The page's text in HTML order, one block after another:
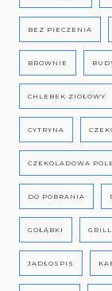
BEZ PIECZENIA
BROWNIE
CHLEBEK ZIOŁOWY
CYTRYNA
CZEKOLADOWA
DO POBRANIA
GOŁĄBKI GRILL
JADŁOSPIS